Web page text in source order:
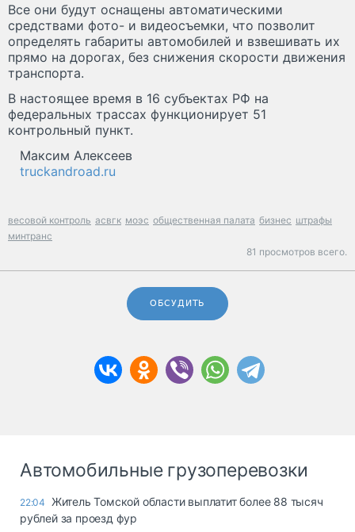
Все они будут оснащены автоматическими
средствами фото- и видеосъемки, что позволит
определять габариты автомобилей и взвешивать их
прямо на дорогах, без снижения скорости движения
транспорта.
В настоящее время в 16 субъектах РФ на
федеральных трассах функционирует 51
контрольный пункт.
Максим Алексеев
truckandroad.ru
весовой контроль асвгк моэс общественная палата бизнес штрафы
минтранс
81 просмотров всего.
ОБСУДИТЬ
Автомобильные грузоперевозки
22:04
Житель Томской области выплатит более 88 тысяч
рублей за проезд фур